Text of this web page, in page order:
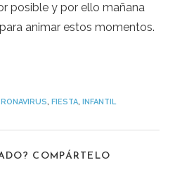
posible y por ello mañana
animar estos momentos.
, FIESTA, INFANTIL
COMPÁRTELO